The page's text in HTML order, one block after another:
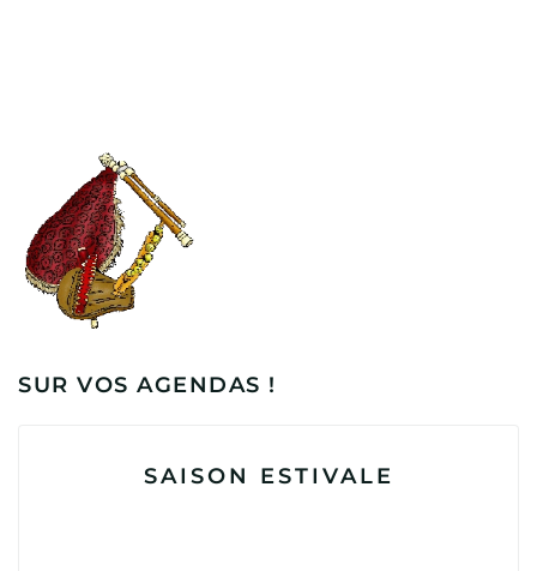
SUR VOS AGENDAS !
SAISON ESTIVALE